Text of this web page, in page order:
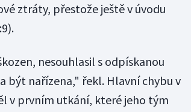
ztráty, přestože ještě v úvodu
nesouhlasil s odpískanou
být nařízena," řekl. Hlavní chybu v
v prvním utkání, které jeho tým